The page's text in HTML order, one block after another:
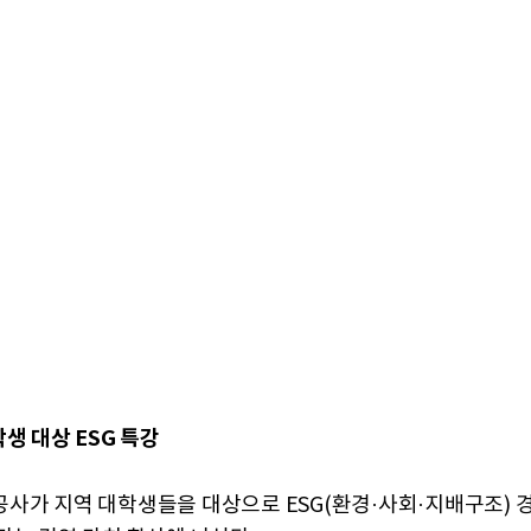
대상 ESG 특강
사가 지역 대학생들을 대상으로 ESG(환경·사회·지배구조)